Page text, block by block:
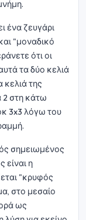
ένα ζευγάρι
"μοναδικό
ότι οι
τα δύο κελιά
κελιά της
2 στη κάτω
3x3 λόγω του
σημειωμένος
είναι η
"κρυφός
στο μεσαίο
ως